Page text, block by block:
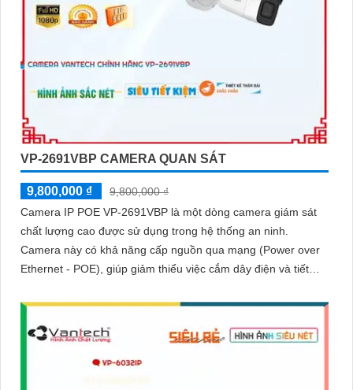
VP-2691VBP CAMERA QUAN SÁT
9,800,000 ₫
9,800,000 ₫
Camera IP POE VP-2691VBP là một dòng camera giám sát
chất lượng cao được sử dụng trong hệ thống an ninh.
Camera này có khả năng cấp nguồn qua mạng (Power over
Ethernet - POE), giúp giảm thiểu việc cắm dây điện và tiết